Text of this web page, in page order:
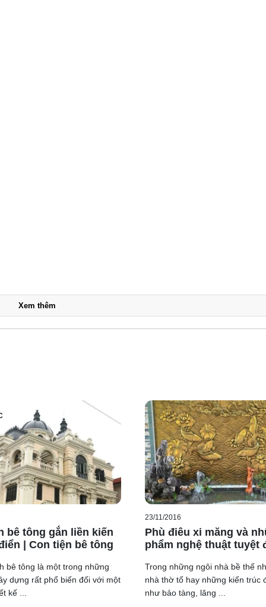
mes
trang
trí
kiến
trúc
Tân
Cổ
Điển
Pháp
đều dựa vào các chi tiết trang trí phù điêu, hoa
thiết kế biệt thự sẽ hoặc chỉ mượn những điểm nhấn
Xem thêm
bê tông gắn liền kiến
| Con tiện bê tông
tông là một trong những
dựng rất phổ biến đối với một
kế ...
23/11/2016
Phù điêu xi măng và
phẩm nghệ thuật tuyệt
Trong những ngôi nhà bề thế
nhà thờ tổ hay những kiến trúc
như bảo tàng, lăng ...